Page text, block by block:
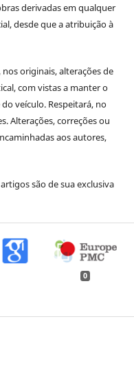
derivadas em qualquer
desde que a atribuição à
originais, alterações de
com vistas a manter o
veículo. Respeitará, no
Alterações, correções ou
aos autores,
são de sua exclusiva
0